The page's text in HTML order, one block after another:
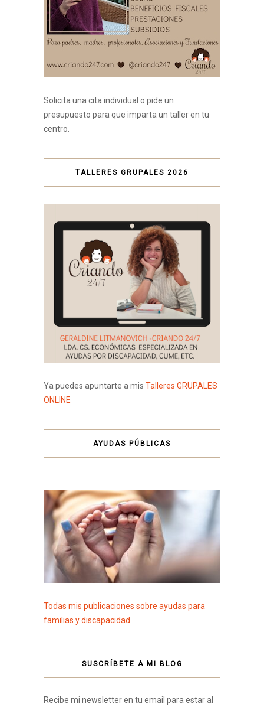
Solicita una cita individual o pide un
presupuesto para que imparta un taller en tu
centro.
TALLERES GRUPALES 2026
Ya puedes apuntarte a mis Talleres GRUPALES
ONLINE
AYUDAS PÚBLICAS
Todas mis publicaciones sobre ayudas para
familias y discapacidad
SUSCRÍBETE A MI BLOG
Recibe mi newsletter en tu email para estar al